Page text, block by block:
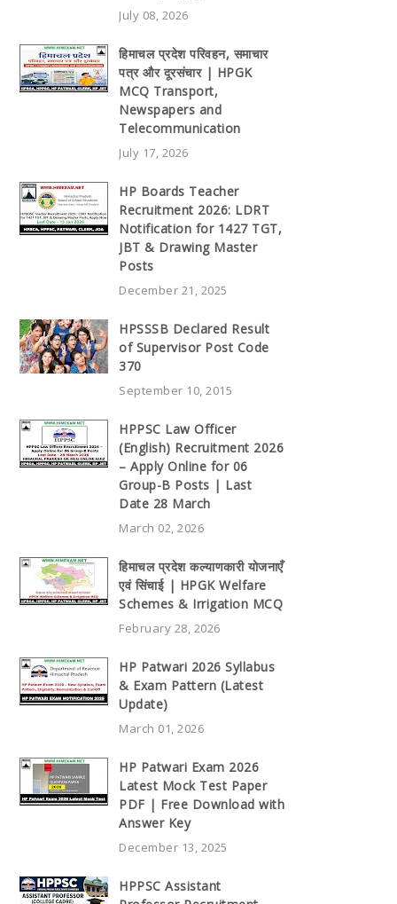
July 08, 2026
हिमाचल प्रदेश परिवहन, समाचार
पत्र और दूरसंचार | HPGK
MCQ Transport,
Newspapers and
Telecommunication
July 17, 2026
HP Boards Teacher
Recruitment 2026: LDRT
Notification for 1427 TGT,
JBT & Drawing Master
Posts
December 21, 2025
HPSSSB Declared Result
of Supervisor Post Code
370
September 10, 2015
HPPSC Law Officer
(English) Recruitment 2026
– Apply Online for 06
Group-B Posts | Last
Date 28 March
March 02, 2026
हिमाचल प्रदेश कल्याणकारी योजनाएँ
एवं सिंचाई | HPGK Welfare
Schemes & Irrigation MCQ
February 28, 2026
HP Patwari 2026 Syllabus
& Exam Pattern (Latest
Update)
March 01, 2026
HP Patwari Exam 2026
Latest Mock Test Paper
PDF | Free Download with
Answer Key
December 13, 2025
HPPSC Assistant